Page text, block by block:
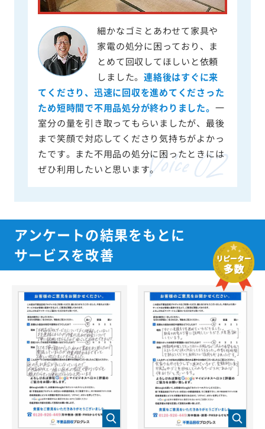
細かなゴミとあわせて家具や
家電の処分に困っており、ま
とめて回収してほしいと依頼
しました。連絡後はすぐに来
てくださり、迅速に回収を進めてくださった
ため短時間で不用品処分が終わりました。 一
室分の量を引き取ってもらいましたが、最後
まで笑顔で対応してくださり気持ちがよかっ
たです。また不用品の処分に困ったときには
ぜひ利用したいと思います。
アンケートの結果をもとに
サービスを改善